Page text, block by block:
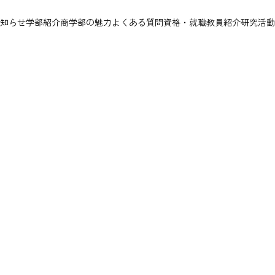
らせ学部紹介商学部の魅力 よくある質問資格・就職教員紹介研究活動